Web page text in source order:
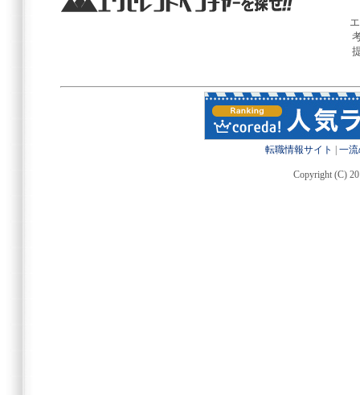
転職情報サイト 一
Copyright (C)